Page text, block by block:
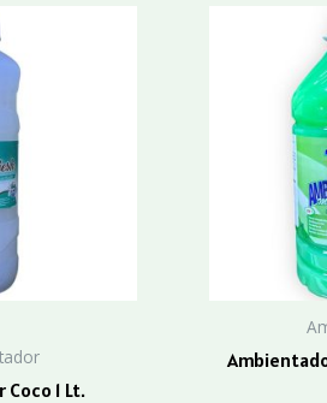
1 Lt.